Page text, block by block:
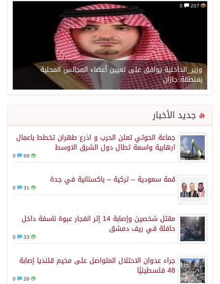
207
وزير_الداخلية يوافق على تعيين أعضاء المجالس المحلية
بمنطقة جازان
جديد الأخبار
جماعة الحوثي تعلن الحرب و اذرع طهران تخطط باعمال
ارهابية واسعة تطال دول الشرق الاوسط
68
قمة سعودية – تركية – باكستانية في جدة
31
مقتل شخصين وإصابة 14 إثر انفجار عبوة ناسفة داخل
حافلة في ريف دمشق
33
جراء عدوان الاحتلال المتواصل على مخيم قلنديا إصابة
48 فلسطينيًا
26